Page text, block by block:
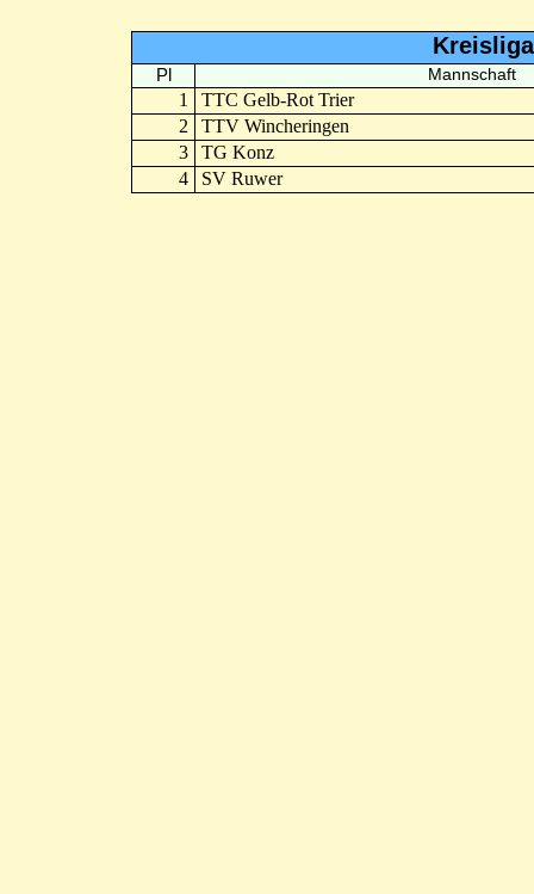
Pl Mannschaft
1
TTC Gelb-Rot Trier
2
TTV Wincheringen
3
TG Konz
4
SV Ruwer